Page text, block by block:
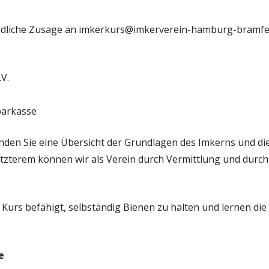
Zusage an imkerkurs@imkerverein-hamburg-
Sie eine Übersicht der Grundlagen des Imkerns und
können wir als Verein durch Vermittlung und
befähigt, selbständig Bienen zu halten und lernen